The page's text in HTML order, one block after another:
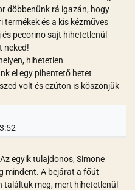
döbbenünk rá igazán, hogy
termékek és a kis kézműves
pecorino sajt hihetetlenül
neked!
hihetetlen
el egy pihentető hetet
volt és ezúton is köszönjük
egyik tulajdonos, Simone
mindent. A bejárat a főút
találtuk meg, mert hihetetlenül